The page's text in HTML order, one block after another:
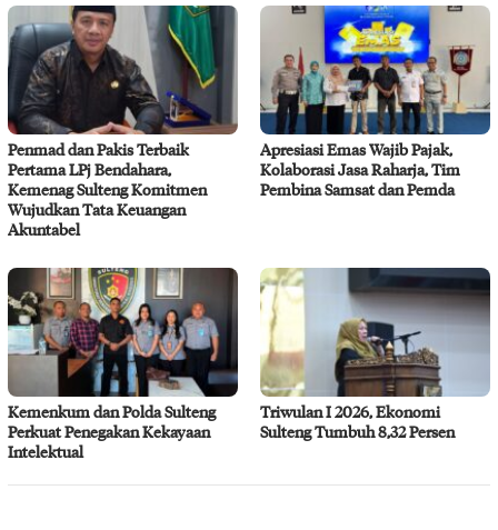
Penmad dan Pakis Terbaik
Pertama LPj Bendahara,
Kemenag Sulteng Komitmen
Wujudkan Tata Keuangan
Akuntabel
Apresiasi Emas Wajib Pajak,
Kolaborasi Jasa Raharja, Tim
Pembina Samsat dan Pemda
Kemenkum dan Polda Sulteng
Perkuat Penegakan Kekayaan
Intelektual
Triwulan I 2026, Ekonomi
Sulteng Tumbuh 8,32 Persen